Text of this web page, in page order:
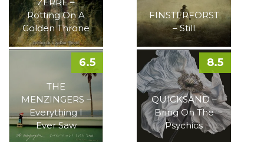
ZERRE –
Rotting On A
Golden Throne
FINSTERFORST
– Still
THE
MENZINGERS –
Everything I
Ever Saw
6.5
QUICKSAND –
Bring On The
Psychics
8.5